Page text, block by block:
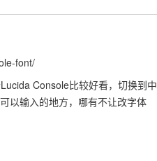
font/
Console比较好看，切换到中
以输入的地方，哪有不让改字体